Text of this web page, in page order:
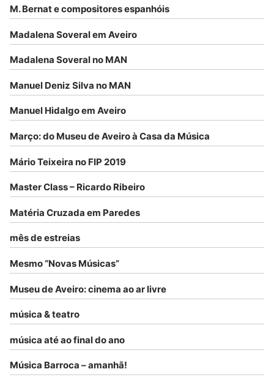
M. Bernat e compositores espanhóis
Madalena Soveral em Aveiro
Madalena Soveral no MAN
Manuel Deniz Silva no MAN
Manuel Hidalgo em Aveiro
Março: do Museu de Aveiro à Casa da Música
Mário Teixeira no FIP 2019
Master Class – Ricardo Ribeiro
Matéria Cruzada em Paredes
mês de estreias
Mesmo “Novas Músicas”
Museu de Aveiro: cinema ao ar livre
música & teatro
música até ao final do ano
Música Barroca – amanhã!